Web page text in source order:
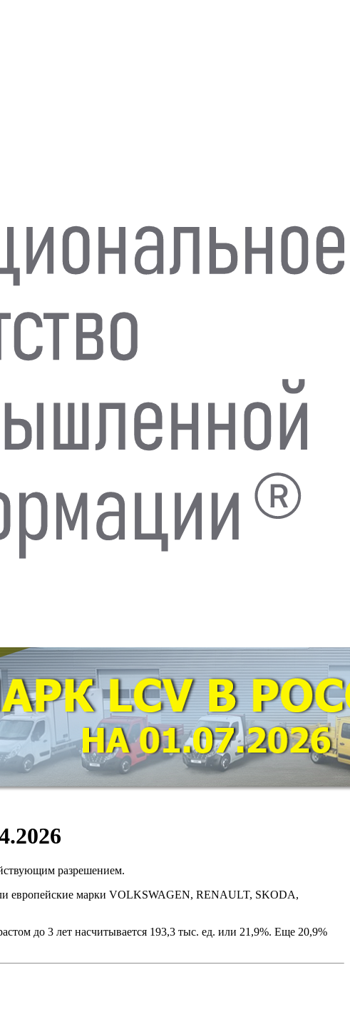
разрешением.
европейские марки VOLKSWAGEN, RENAULT, SKODA,
до 3 лет насчитывается 193,3 тыс. ед. или 21,9%. Еще 20,9%